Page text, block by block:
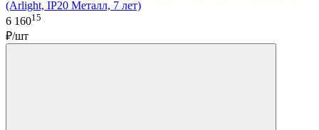
(Arlight, IP20 Металл, 7 лет)
6 16015
₽/шт